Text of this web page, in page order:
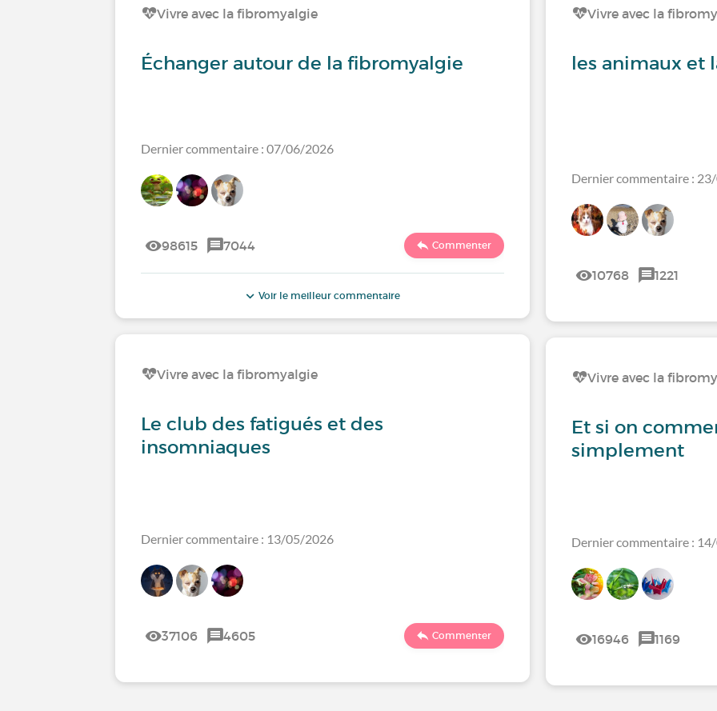
Vivre avec la fibromyalgie
Échanger autour de la fibromyalgie
Dernier commentaire : 07/06/2026
98615 7044 Commenter
Voir le meilleur commentaire
Vivre avec la fibromyalgie
Le club des fatigués et des
insomniaques
Dernier commentaire : 13/05/2026
37106 4605 Commenter
Vivre avec la
les animaux et
Dernier commentaire :
10768 1221
Vivre avec la
Et si on
simplement
Dernier commentaire :
16946 1169